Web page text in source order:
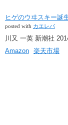
ヒゲのウヰスキー誕
posted with カエレバ
川又 一英 新潮社
Amazon
楽天市場